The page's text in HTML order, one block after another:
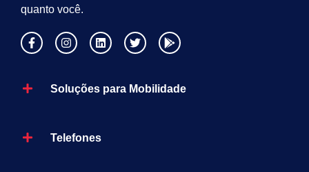
quanto você.
Soluções para Mobilidade
Telefones